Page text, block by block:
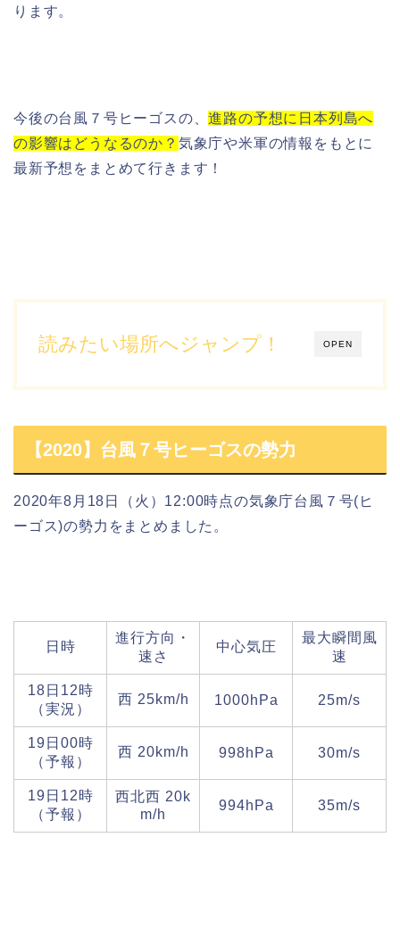
ります。
今後の台風７号ヒーゴスの、進路の予想に日本列島へ
の影響はどうなるのか？ 気象庁や米軍の情報をもとに
最新予想をまとめて行きます！
OPEN
読みたい場所へジャンプ！
【2020】台風７号ヒーゴスの勢力
2020年8月18日（火）12:00時点の気象庁台風７号(ヒ
ーゴス)の勢力をまとめました。
日時
進行方向・
速さ
中心気圧
最大瞬間風
速
18日12時
（実況）
西 25km/h 1000hPa 25m/s
19日00時
（予報）
西 20km/h 998hPa 30m/s
19日12時
（予報）
西北西 20k
m/h
994hPa 35m/s